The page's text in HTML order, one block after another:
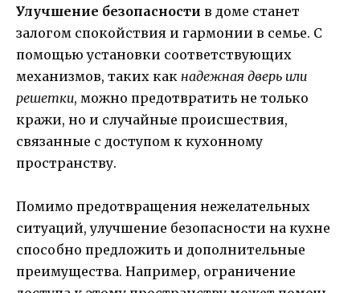
Улучшение безопасности в доме станет
залогом спокойствия и гармонии в семье. С
помощью установки соответствующих
механизмов, таких как надежная дверь или
решетки, можно предотвратить не только
кражи, но и случайные происшествия,
связанные с доступом к кухонному
пространству.
Помимо предотвращения нежелательных
ситуаций, улучшение безопасности на кухне
способно предложить и дополнительные
преимущества. Например, ограничение